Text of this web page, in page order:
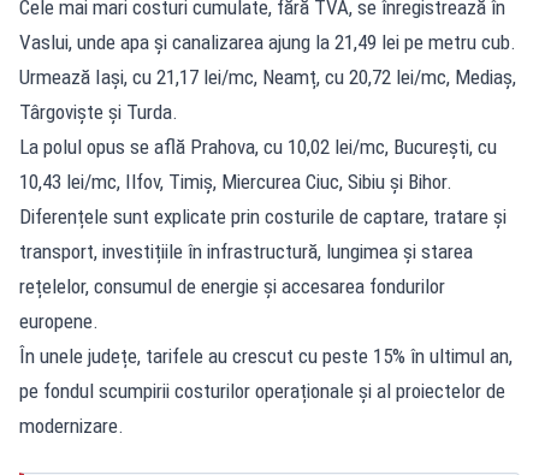
Cele mai mari costuri cumulate, fără TVA, se înregistrează în
Vaslui, unde apa și canalizarea ajung la 21,49 lei pe metru cub.
Urmează Iași, cu 21,17 lei/mc, Neamț, cu 20,72 lei/mc, Mediaș,
Târgoviște și Turda.
La polul opus se află Prahova, cu 10,02 lei/mc, București, cu
10,43 lei/mc, Ilfov, Timiș, Miercurea Ciuc, Sibiu și Bihor.
Diferențele sunt explicate prin costurile de captare, tratare și
transport, investițiile în infrastructură, lungimea și starea
rețelelor, consumul de energie și accesarea fondurilor
europene.
În unele județe, tarifele au crescut cu peste 15% în ultimul an,
pe fondul scumpirii costurilor operaționale și al proiectelor de
modernizare.